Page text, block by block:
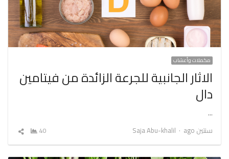
مكملات وأعشاب
الاثار الجانبية للجرعة الزائدة من فيتامين
دال
…
سنتين ago
Author
Saja Abu-khalil
40
شارك